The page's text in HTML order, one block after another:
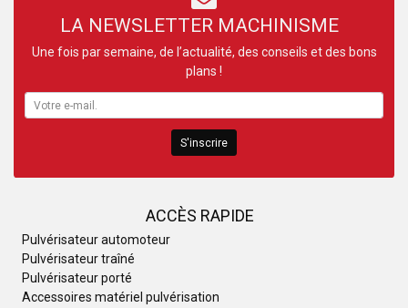
ACCÈS RAPIDE
Pulvérisateur automoteur
Pulvérisateur traîné
Pulvérisateur porté
Accessoires matériel pulvérisation
LA NEWSLETTER MACHINISME
Une fois par semaine, de l’actualité, des conseils et des bons
plans !
S'inscrire